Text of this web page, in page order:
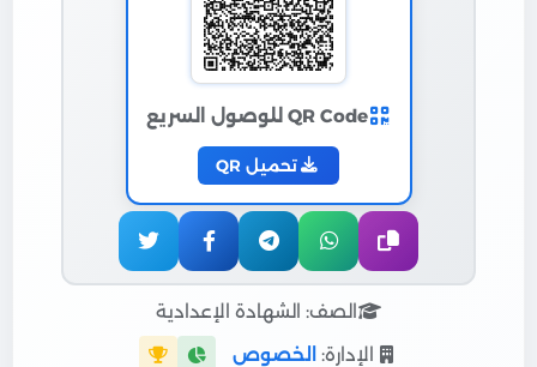
QR Code للوصول السريع
تحميل QR
الصف: الشهادة الإعدادية
الإدارة: الخصوص